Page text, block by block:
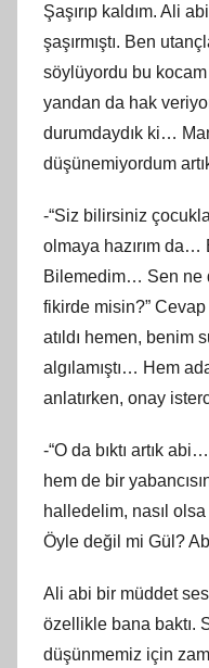
Şaşırıp kaldım. Ali
şaşırmıştı. Ben
söylüyordu bu
yandan da hak
durumdaydık ki…
düşünemiyordum
-“Siz bilirsiniz
olmaya hazırım
Bilemedim… Sen ne
fikirde misin?”
atıldı hemen, benim
algılamıştı… Hem
anlatırken, onay
-“O da bıktı artık
hem de bir
halledelim, nasıl
Öyle değil mi Gül?
Ali abi bir müddet
özellikle bana baktı.
düşünmemiz için